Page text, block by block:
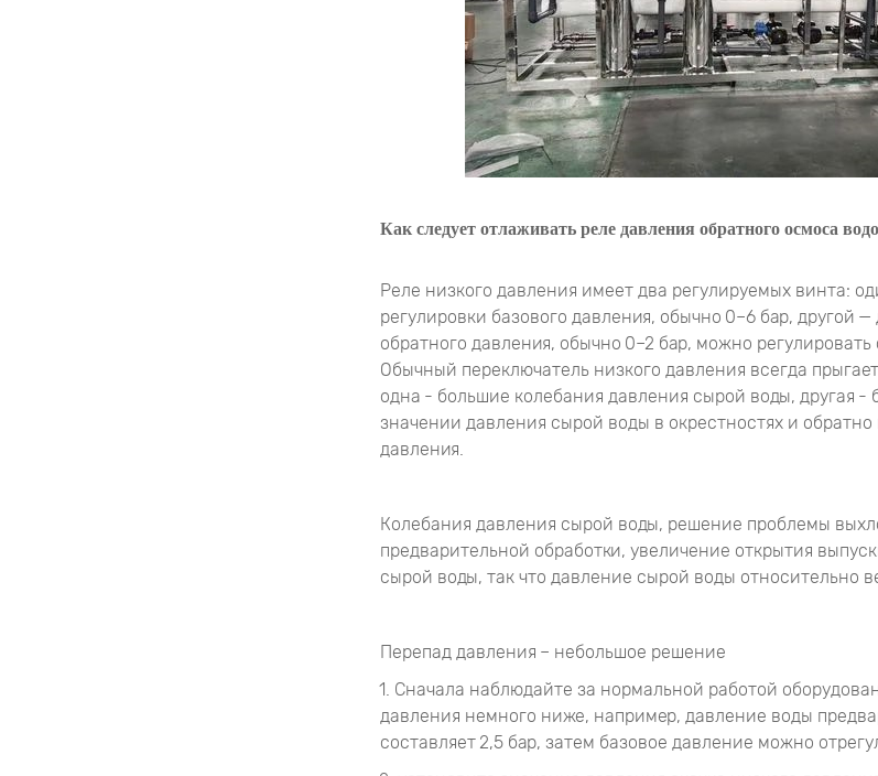
Как следует отлаживать реле давления обратного осмоса
Реле низкого давления имеет два регулируемых винта:
регулировки базового давления, обычно 0–6 бар, другой —
обратного давления, обычно 0–2 бар, можно
Обычный переключатель низкого давления всегда
одна - большие колебания давления сырой воды, другая -
значении давления сырой воды в окрестностях и
давления.
Колебания давления сырой воды, решение проблемы
предварительной обработки, увеличение открытия
сырой воды, так что давление сырой воды относительно
Перепад давления – небольшое решение
1. Сначала наблюдайте за нормальной работой
давления немного ниже, например, давление воды
составляет 2,5 бар, затем базовое давление можно